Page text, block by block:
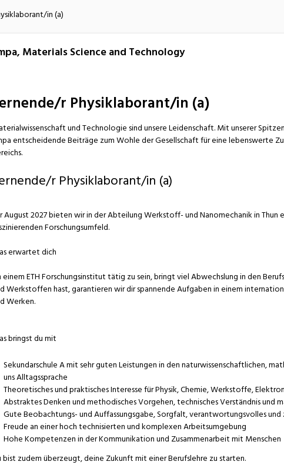
in (a)
Materials Science and Technology
r Physiklaborant/in (a)
und Technologie sind unsere Leidenschaft. Mit unserer
entscheidende Beiträge zum Wohle der Gesellschaft für eine lebenswerte
r Physiklaborant/in (a)
August 2027 bieten wir in der Abteilung Werkstoff- und Nanomechanik in Thun
Forschungsumfeld.
erwartet dich
einem ETH Forschungsinstitut tätig zu sein, bringt viel Abwechslung in den
Werkstoffen hast, garantieren wir dir spannende Aufgaben in einem
Werken.
bringst du mit
Sekundarschule A mit sehr guten Leistungen in den naturwissenschaftlichen,
uns Alltagssprache
Theoretisches und praktisches Interesse für Physik, Chemie, Werkstoffe,
Abstraktes Denken und methodisches Vorgehen, technisches Verständnis und
Gute Beobachtungs- und Auffassungsgabe, Sorgfalt, verantwortungsvolles und
Freude an einer hoch technisierten und komplexen Arbeitsumgebung
Hohe Kompetenzen in der Kommunikation und Zusammenarbeit mit Menschen
bist zudem überzeugt, deine Zukunft mit einer Berufslehre zu starten.